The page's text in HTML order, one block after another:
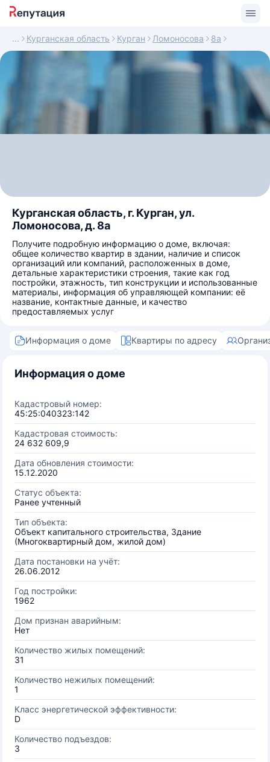
Курганская область Курган Ломоносова 8а
Курганская область, г. Курган, ул.
Ломоносова, д. 8а
Получите подробную информацию о доме, включая:
общее количество квартир в здании, наличие и список
организаций или компаний, расположенных в доме,
детальные характеристики строения, такие как год
постройки, этажность, тип конструкции и использованные
материалы, информация об управляющей компании: её
название, контактные данные, и качество
предоставляемых услуг
Информация о доме Квартиры по адресу
Информация о доме
Кадастровый номер:
45:25:040323:142
Кадастровая стоимость:
24 632 609,9
Дата обновления стоимости:
15.12.2020
Статус объекта:
Ранее учтенный
Тип объекта:
Объект капитального строительства, Здание
(Многоквартирный дом, жилой дом)
Дата постановки на учёт:
26.06.2012
Год постройки:
1962
Дом признан аварийным:
Нет
Количество жилых помещений:
31
Количество нежилых помещений:
1
Класс энергетической эффективности:
D
Количество подъездов:
3